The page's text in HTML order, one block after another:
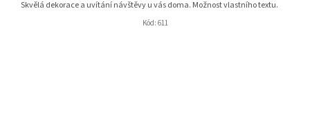
Skvělá dekorace a uvítání návštěvy u vás doma. Možnost vlastního textu.
Kód: 611